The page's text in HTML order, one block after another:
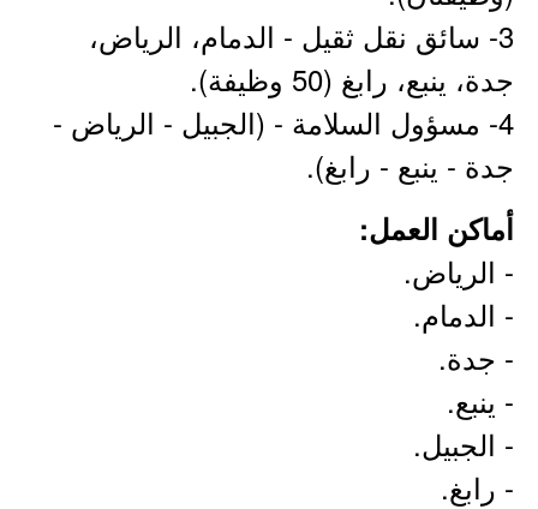
3- سائق نقل ثقيل - الدمام، الرياض،
جدة، ينبع، رابغ (50 وظيفة).
4- مسؤول السلامة - (الجبيل - الرياض -
جدة - ينبع - رابغ).
أماكن العمل:
- الرياض.
- الدمام.
- جدة.
- ينبع.
- الجبيل.
- رابغ.